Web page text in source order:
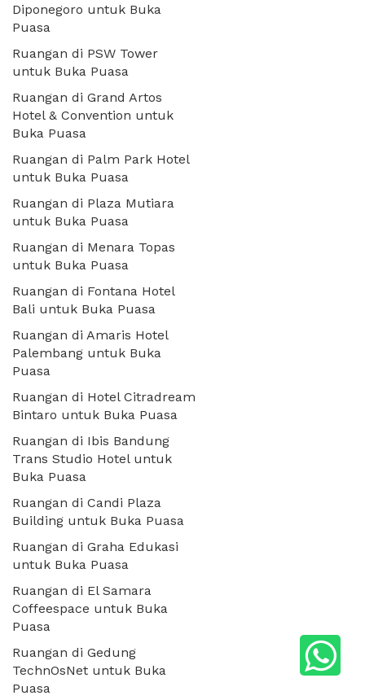
Diponegoro untuk Buka
Puasa
Ruangan di PSW Tower
untuk Buka Puasa
Ruangan di Grand Artos
Hotel & Convention untuk
Buka Puasa
Ruangan di Palm Park Hotel
untuk Buka Puasa
Ruangan di Plaza Mutiara
untuk Buka Puasa
Ruangan di Menara Topas
untuk Buka Puasa
Ruangan di Fontana Hotel
Bali untuk Buka Puasa
Ruangan di Amaris Hotel
Palembang untuk Buka
Puasa
Ruangan di Hotel Citradream
Bintaro untuk Buka Puasa
Ruangan di Ibis Bandung
Trans Studio Hotel untuk
Buka Puasa
Ruangan di Candi Plaza
Building untuk Buka Puasa
Ruangan di Graha Edukasi
untuk Buka Puasa
Ruangan di El Samara
Coffeespace untuk Buka
Puasa
Ruangan di Gedung
TechnOsNet untuk Buka
Puasa